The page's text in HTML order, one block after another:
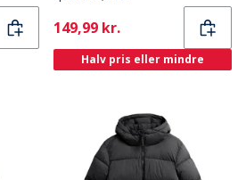
Current
149,99 kr.
Halv pris eller mindre